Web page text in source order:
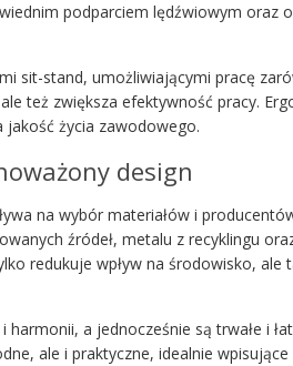
podparciem lędźwiowym oraz
sit-stand, umożliwiającymi pracę
też zwiększa efektywność pracy.
jakość życia zawodowego.
design
na wybór materiałów i
źródeł, metalu z recyklingu
redukuje wpływ na środowisko,
a jednocześnie są trwałe i
ale i praktyczne, idealnie